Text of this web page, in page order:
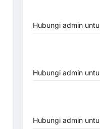
Hubungi admin
Hubungi admin
Hubungi admin